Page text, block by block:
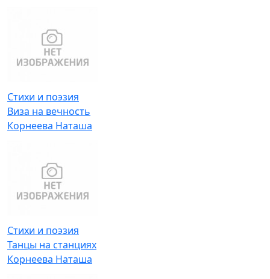
Стихи и поэзия
Виза на вечность
Корнеева Наташа
Стихи и поэзия
Танцы на станциях
Корнеева Наташа